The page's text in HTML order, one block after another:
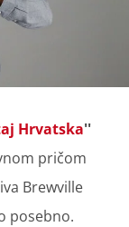
Hrvatska''
pričom
Brewville
posebno.